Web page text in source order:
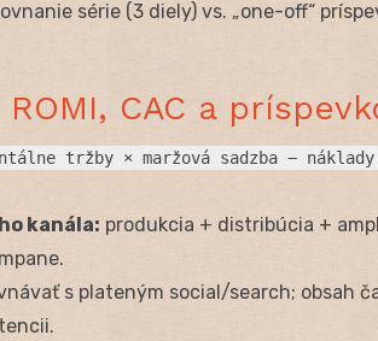
série (3 diely) vs. „one-off“
CAC a
tržby × maržová sadzba −
kanála: produkcia + distribúcia +
s plateným social/search; obsah